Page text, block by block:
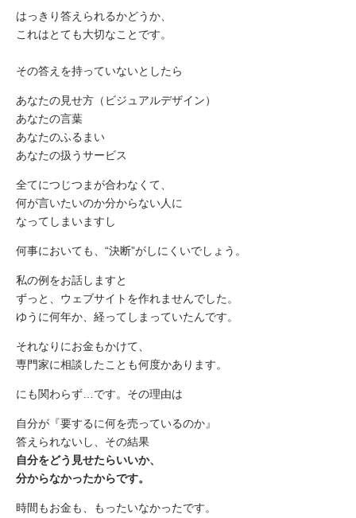
はっきり答えられるかどうか、
これはとても大切なことです。
その答えを持っていないとしたら
あなたの見せ方（ビジュアルデザイン）
あなたの言葉
あなたのふるまい
あなたの扱うサービス
全てにつじつまが合わなくて、
何が言いたいのか分からない人に
なってしまいますし
何事においても、“決断”がしにくいでしょう。
私の例をお話しますと
ずっと、ウェブサイトを作れませんでした。
ゆうに何年か、経ってしまっていたんです。
それなりにお金もかけて、
専門家に相談したことも何度かあります。
にも関わらず…です。その理由は
自分が『要するに何を売っているのか』
答えられないし、その結果
自分をどう見せたらいいか、
分からなかったからです。
時間もお金も、もったいなかったです。